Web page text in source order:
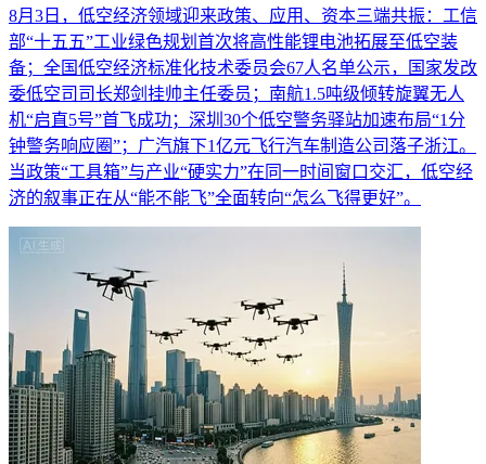
8月3日，低空经济领域迎来政策、应用、资本三端共振：工信
部“十五五”工业绿色规划首次将高性能锂电池拓展至低空装
备；全国低空经济标准化技术委员会67人名单公示，国家发改
委低空司司长郑剑挂帅主任委员；南航1.5吨级倾转旋翼无人
机“启直5号”首飞成功；深圳30个低空警务驿站加速布局“1分
钟警务响应圈”；广汽旗下1亿元飞行汽车制造公司落子浙江。
当政策“工具箱”与产业“硬实力”在同一时间窗口交汇，低空经
济的叙事正在从“能不能飞”全面转向“怎么飞得更好”。